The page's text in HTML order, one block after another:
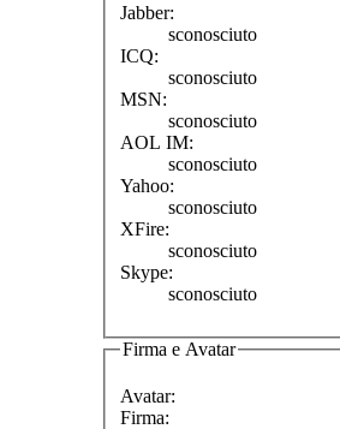
Jabber:
sconosciuto
ICQ:
sconosciuto
MSN:
sconosciuto
AOL IM:
sconosciuto
Yahoo:
sconosciuto
XFire:
sconosciuto
Skype:
sconosciuto
Firma e Avatar
Avatar:
Firma: